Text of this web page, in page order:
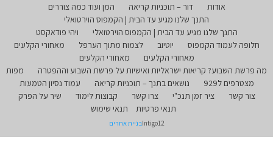
אודות
דור – תוכניות קריאה
המן ועוד כמה צוררים
התנך שלנו מגיע עד הבית | הקמפוס הוירטואלי
התנך שלנו מגיע עד הבית | הקמפוס הוירטואלי
ויהי פודאקסט
חלופה לעמוד הקמפוס
יוטיוב לצמוח מתוך הערפל
מאחורי הקלעים
מאחורי הקלעים
מאחורי הקלעים
מה פרשת השבוע? קריאות ישראליות ואישיות על פרשת השבוע וההפטרה
מפות
מצטרפים ל929
נושאים בתנך – תוכניות קריאה
עמוד נסיון הטמעות
צור קשר
ציר זמן תנכ"י צרו קשר קבוצות לימוד
שיר על הפרק
תנאי פרטיות
תנאי שימוש
Intigo12בניית אתרים